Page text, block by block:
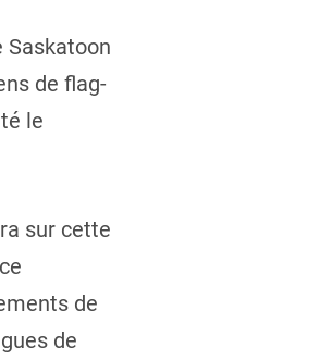
Saskatoon
de flag-
le
sur cette
de
de